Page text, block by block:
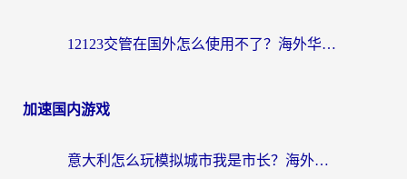
12123交管在国外怎么使用不了？海外华人必看的无缝访问国内资源指南
加速国内游戏
意大利怎么玩模拟城市我是市长？海外党国服游戏加速终极攻略（附三国3量子特攻解决办法）